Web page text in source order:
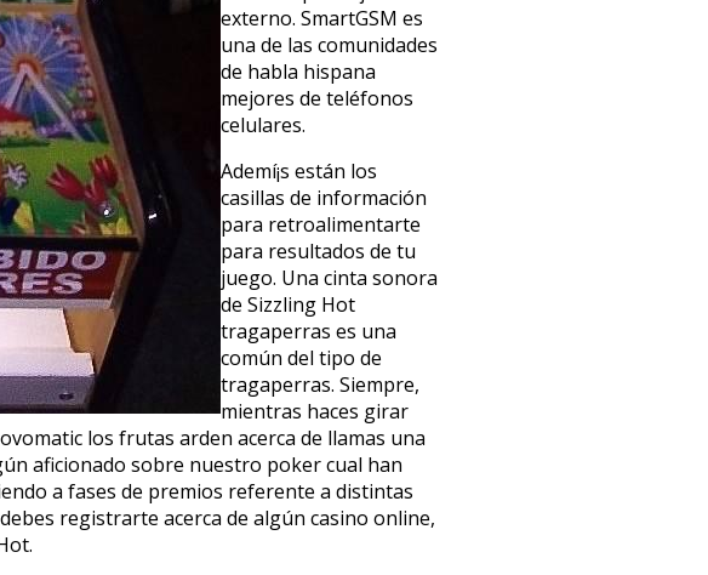
externo. SmartGSM es
una de las comunidades
de habla hispana
mejores de teléfonos
celulares.
Ademí¡s están los
casillas de información
para retroalimentarte
para resultados de tu
juego. Una cinta sonora
de Sizzling Hot
tragaperras es una
común del tipo de
tragaperras. Siempre,
mientras haces girar
los frutas arden acerca de llamas una
aficionado sobre nuestro poker cual han
a fases de premios referente a distintas
registrarte acerca de algún casino online,